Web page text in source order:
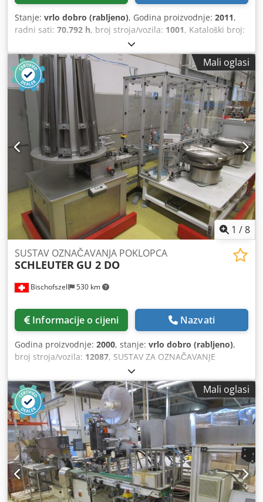
Stanje: vrlo dobro (rabljeno), Godina proizvodnje: 2011,
radni sati: 70.792 h, broj stroja/vozila: 1001, Kataloški broj:
DSDX.2C Oprema / dodatne informacije: Kompresor je
vodenohlađen i ima povrat topline. Nazivna snaga: 160,0
kW Brzina motora: 1500 o/min Maks. radni nadtlak: 8,5 bar
Temperatura okoline: 3°C/45°C Dodpoyhpppofx Apceck
Mali oglasi
1 /8
Bischofszell 530 km
SUSTAV OZNAČAVANJA POKLOPCA
SCHLEUTER GU 2 DO
Informacije o cijeni Nazvati
Godina proizvodnje: 2000, stanje: vrlo dobro (rabljeno),
broj stroja/vozila: 12087, SUSTAV ZA OZNAČAVANJE
POKLOPCA SCHLEUTER GU 2 DO SA STANICAMA ZA
UMETANJE 2 ŽLICE Dcodpfx Aon Awndopcsk Učinak: 90
poklopaca u minuti (žlica umetnuta dijagonalno) Koja se
sastoji od: -Slagač -2xstanice za umetanje žličica -označivač
- Stanica za prikaz
Mali oglasi